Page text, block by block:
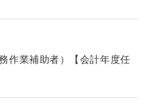
作業補助者）【会計年度任